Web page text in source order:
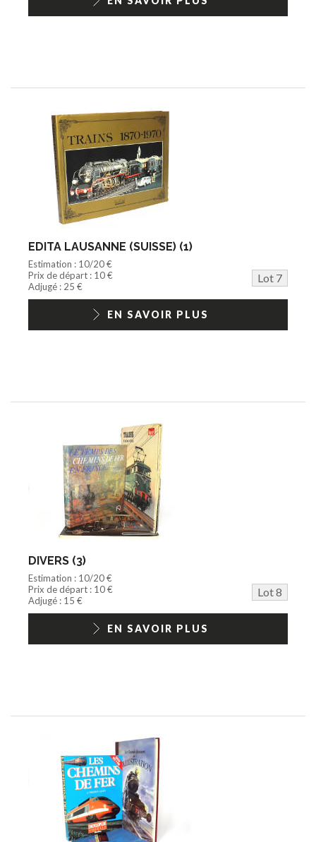
EDITA LAUSANNE (SUISSE) (1)
Estimation : 10/20 €
Prix de départ : 10 €
Lot 7
Adjugé : 25 €
EN SAVOIR PLUS
DIVERS (3)
Estimation : 10/20 €
Prix de départ : 10 €
Lot 8
Adjugé : 15 €
EN SAVOIR PLUS